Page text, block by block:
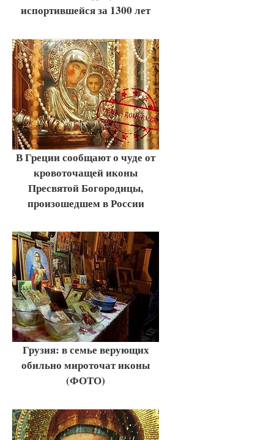
испортившейся за 1300 лет
В Греции сообщают о чуде от
кровоточащей иконы
Пресвятой Богородицы,
произошедшем в России
Грузия: в семье верующих
обильно мироточат иконы
(ФОТО)